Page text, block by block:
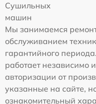
Сушильных
машин
Мы занимаемся
обслуживанием
гарантийного
работает независимо
авторизации от
указанные на сайте,
ознакомительный